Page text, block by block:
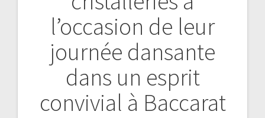
l’occasion de leur
journée dansante
dans un esprit
convivial à Baccarat